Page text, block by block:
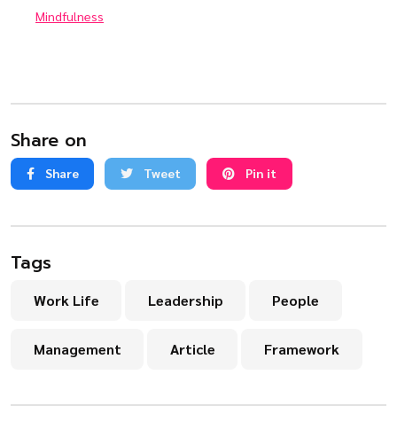
Mindfulness
Share on
Share Tweet Pin it
Tags
Work Life Leadership People
Management Article Framework